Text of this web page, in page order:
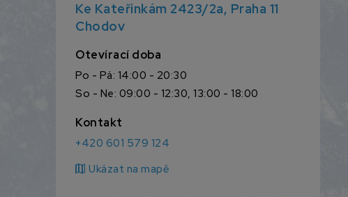
Ke Kateřinkám 2423/2a, Praha 11
Chodov
Otevírací doba
Po - Pá: 14:00 - 20:30
So - Ne: 09:00 - 12:30, 13:00 - 18:00
Kontakt
+420 601 579 124
map Ukázat na mapě